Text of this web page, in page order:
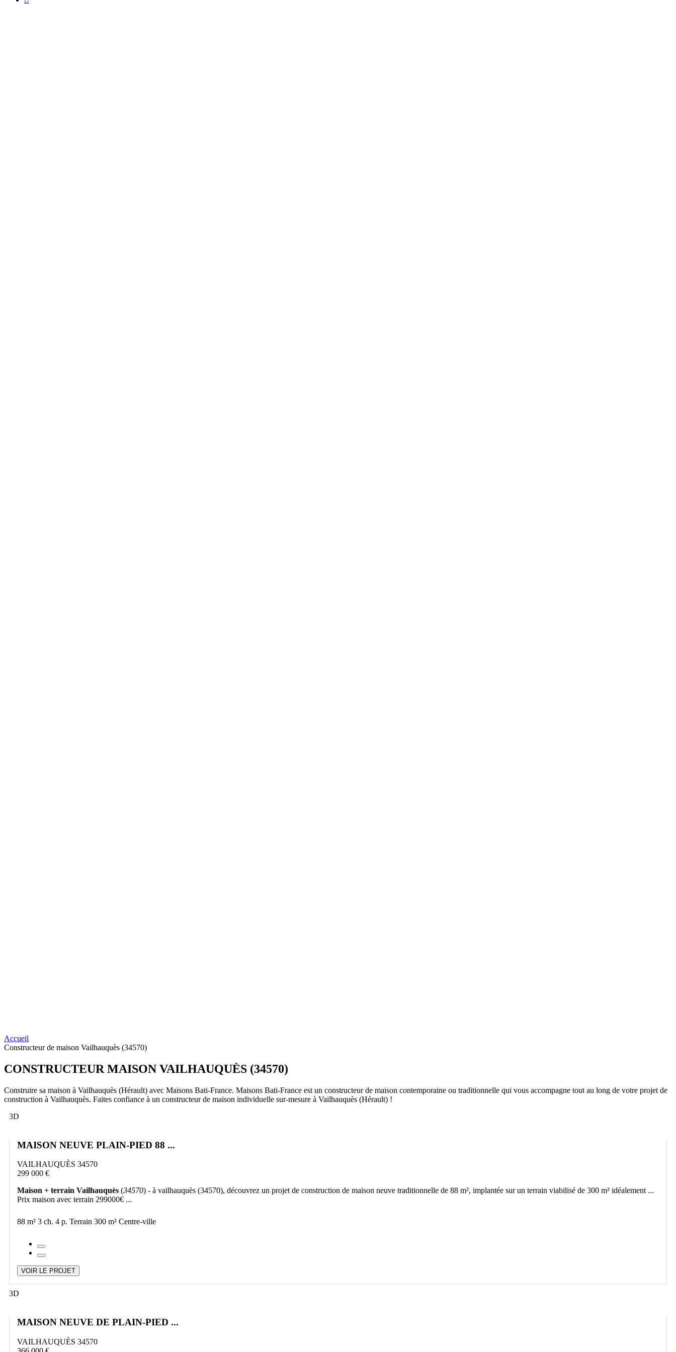
Accueil
Constructeur de maison Vailhauquès (34570)
CONSTRUCTEUR MAISON VAILHAUQUÈS (34570)
Construire sa maison à Vailhauquès (Hérault) avec Maisons Bati-France. Maisons Bati-France est un constructeur de maison contemporaine ou traditionnelle qui vous accompagne tout au long de votre projet de
construction à Vailhauquès. Faites confiance à un constructeur de maison individuelle sur-mesure à Vailhauquès (Hérault) !
3D
MAISON NEUVE PLAIN-PIED 88 ...
VAILHAUQUÈS 34570
299 000 €
Maison + terrain Vailhauquès (34570) - à vailhauquès (34570), découvrez un projet de construction de maison neuve traditionnelle de 88 m², implantée sur un terrain viabilisé de 300 m² idéalement ...
Prix maison avec terrain 299000€ ...
88 m² 3 ch. 4 p. Terrain 300 m² Centre-ville
VOIR LE PROJET
3D
MAISON NEUVE DE PLAIN-PIED ...
VAILHAUQUÈS 34570